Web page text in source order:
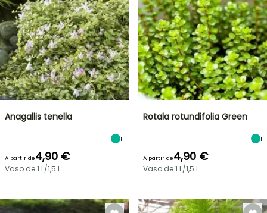
Anagallis tenella
11
A partir de4,90 €
Vaso de 1 L/1,5 L
Rotala rotundifolia Green
1
A partir de4,90 €
Vaso de 1 L/1,5 L